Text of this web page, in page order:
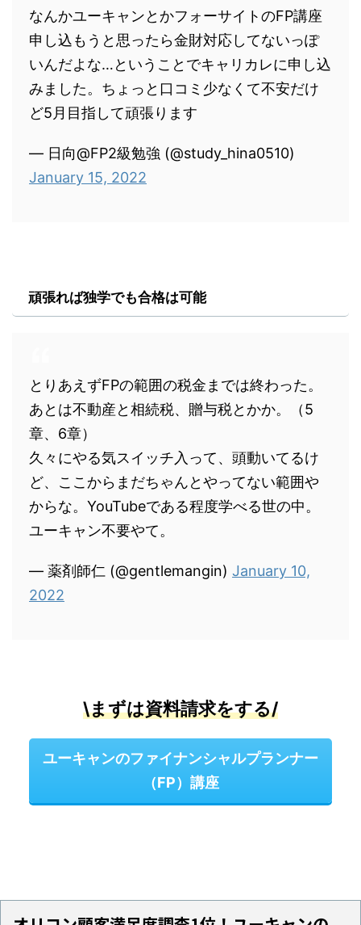
なんかユーキャンとかフォーサイトのFP講座
申し込もうと思ったら金財対応してないっぽ
いんだよな…ということでキャリカレに申し込
みました。ちょっと口コミ少なくて不安だけ
ど5月目指して頑張ります
— 日向@FP2級勉強 (@study_hina0510)
January 15, 2022
頑張れば独学でも合格は可能
とりあえずFPの範囲の税金までは終わった。
あとは不動産と相続税、贈与税とかか。（5
章、6章）
久々にやる気スイッチ入って、頭動いてるけ
ど、ここからまだちゃんとやってない範囲や
からな。YouTubeである程度学べる世の中。
ユーキャン不要やて。
— 薬剤師仁 (@gentlemangin) January 10,
2022
\まずは資料請求をする/
ユーキャンのファイナンシャルプランナー
（FP）講座